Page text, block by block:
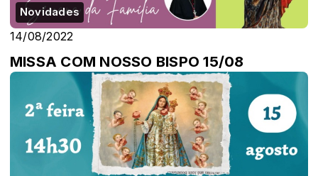
Novidades
14/08/2022
MISSA COM NOSSO BISPO 15/08